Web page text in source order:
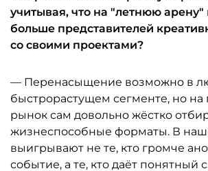
учитывая, что на "летнюю арену"
больше представителей
со своими проектами?
— Перенасыщение возможно в
быстрорастущем сегменте, но на
рынок сам довольно жёстко
жизнеспособные форматы. В
выигрывают не те, кто громче
событие, а те, кто даёт понятный